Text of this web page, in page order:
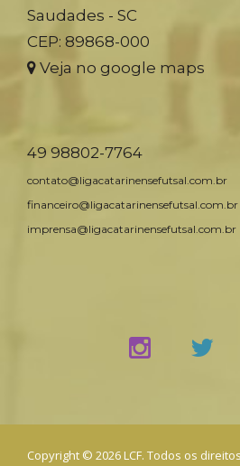
Saudades - SC
CEP: 89868-000
Veja no google maps
49 98802-7764
contato@ligacatarinensefutsal.com.br
financeiro@ligacatarinensefutsal.com.br
imprensa@ligacatarinensefutsal.com.br
Copyright © 2026 LCF. Todos os